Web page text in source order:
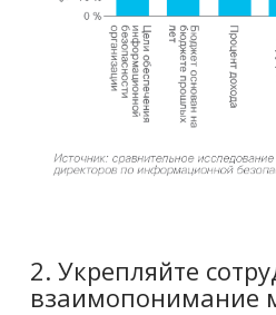
2. Укрепляйте
взаимопонимание